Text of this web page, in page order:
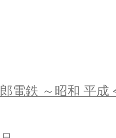
電鉄 ～昭和 平成